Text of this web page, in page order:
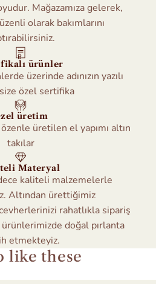
Mağazamıza gelerek,
olarak bakımlarını
ürünler
üzerinde adınızın yazılı
özel sertifika
üretim
üretilen el yapımı altın
takılar
Materyal
kaliteli malzemelerle
Altından ürettiğimiz
rahatlıkla sipariş
doğal pırlanta
etmekteyiz.
like these